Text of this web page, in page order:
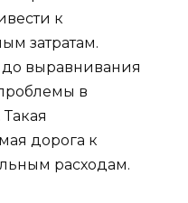
к
затратам.
выравнивания
в
дорога к
расходам.